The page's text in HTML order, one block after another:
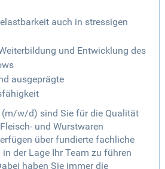
auch in stressigen
und Entwicklung des
ausgeprägte
(m/w/d) sind Sie für die Qualität
und Wurstwaren
über fundierte fachliche
der Lage Ihr Team zu führen
haben Sie immer die